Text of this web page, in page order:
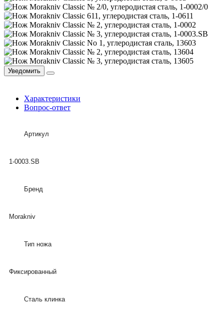
Уведомить
Характеристики
Вопрос-ответ
Артикул
1-0003.SB
Бренд
Morakniv
Тип ножа
Фиксированный
Сталь клинка